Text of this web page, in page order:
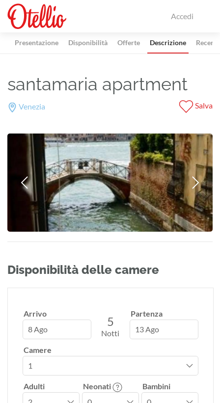
Accedi
Presentazione Disponibilità Offerte Descrizione
santamaria apartment
Venezia Salva
Disponibilità delle camere
Arrivo
8 Ago
5
Notti
Partenza
13 Ago
Camere
Adulti Neonati Bambini